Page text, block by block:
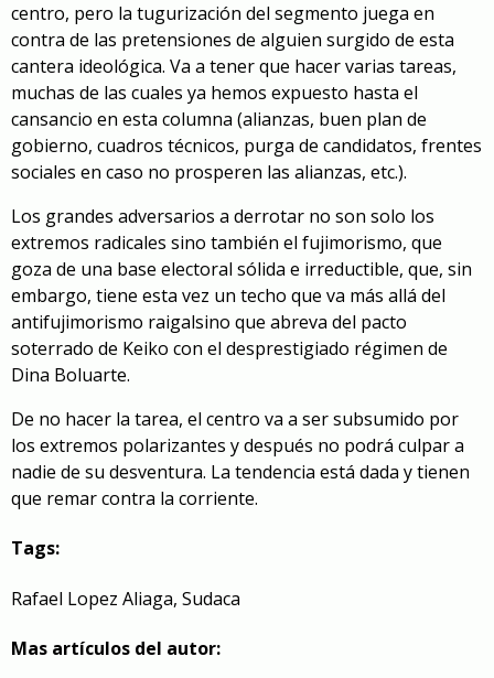
centro, pero la tugurización del segmento juega en
contra de las pretensiones de alguien surgido de esta
cantera ideológica. Va a tener que hacer varias tareas,
muchas de las cuales ya hemos expuesto hasta el
cansancio en esta columna (alianzas, buen plan de
gobierno, cuadros técnicos, purga de candidatos, frentes
sociales en caso no prosperen las alianzas, etc.).
Los grandes adversarios a derrotar no son solo los
extremos radicales sino también el fujimorismo, que
goza de una base electoral sólida e irreductible, que, sin
embargo, tiene esta vez un techo que va más allá del
antifujimorismo raigalsino que abreva del pacto
soterrado de Keiko con el desprestigiado régimen de
Dina Boluarte.
De no hacer la tarea, el centro va a ser subsumido por
los extremos polarizantes y después no podrá culpar a
nadie de su desventura. La tendencia está dada y tienen
que remar contra la corriente.
Tags:
Rafael Lopez Aliaga, Sudaca
Mas artículos del autor: